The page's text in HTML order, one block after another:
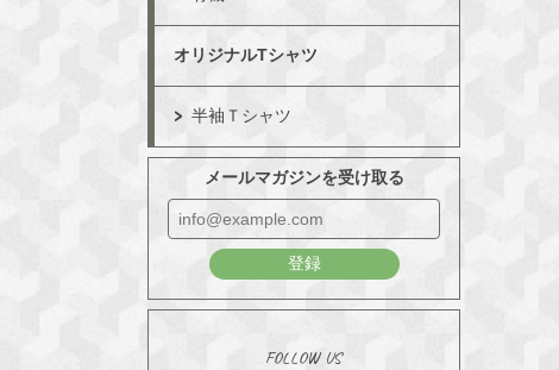
オリジナルTシャツ
半袖Ｔシャツ
メールマガジンを受け取る
登録
FOLLOW US